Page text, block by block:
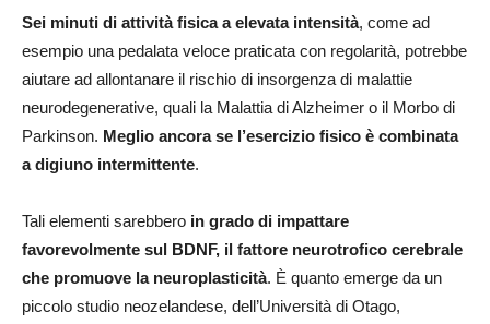
Sei minuti di attività fisica a elevata intensità, come ad
esempio una pedalata veloce praticata con regolarità, potrebbe
aiutare ad allontanare il rischio di insorgenza di malattie
neurodegenerative, quali la Malattia di Alzheimer o il Morbo di
Parkinson. Meglio ancora se l’esercizio fisico è combinata
a digiuno intermittente.
Tali elementi sarebbero in grado di impattare
favorevolmente sul BDNF, il fattore neurotrofico cerebrale
che promuove la neuroplasticità. È quanto emerge da un
piccolo studio neozelandese, dell’Università di Otago,